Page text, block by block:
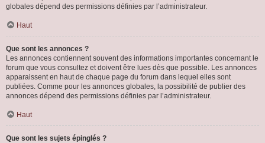
globales dépend des permissions définies par l’administrateur.
Haut
Que sont les annonces ?
Les annonces contiennent souvent des informations importantes concernant le
forum que vous consultez et doivent être lues dès que possible. Les annonces
apparaissent en haut de chaque page du forum dans lequel elles sont
publiées. Comme pour les annonces globales, la possibilité de publier des
annonces dépend des permissions définies par l’administrateur.
Haut
Que sont les sujets épinglés ?